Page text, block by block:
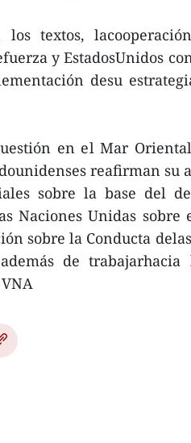
los textos,
y EstadosUnidos
desu
en el Mar
reafirman su
sobre la base del
Naciones Unidas sobre
sobre la Conducta
de